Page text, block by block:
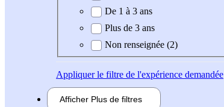
De 1 à 3 ans
Plus de 3 ans
Non renseignée (2)
Appliquerle filtre de l'expérience demandée
Afficher Plus de filtres